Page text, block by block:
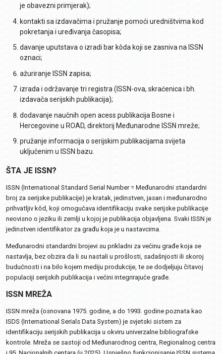
je obavezni primjerak);
kontakti sa izdavačima i pružanje pomoći uredništvima kod
pokretanja i uređivanja časopisa;
davanje uputstava o izradi bar kôda koji se zasniva na ISSN
oznaci;
ažuriranje ISSN zapisa;
izrada i održavanje tri registra (ISSN-ova, skraćenica i bh.
izdavača serijskih publikacija);
dodavanje naučnih open acess publikacija Bosne i
Hercegovine u ROAD, direktorij Međunarodne ISSN mreže;
pružanje informacija o serijskim publikacijama svijeta
uključenim u ISSN bazu.
ŠTA JE ISSN?
ISSN (International Standard Serial Number = Međunarodni standardni
broj za serijske publikacije) je kratak, jedinstven, jasan i međunarodno
prihvatljiv kôd, koji omogućava identifikaciju svake serijske publikacije
neovisno o jeziku ili zemlji u kojoj je publikacija objavljena. Svaki ISSN je
jedinstven identifikator za građu koja je u nastavcima.
Međunarodni standardni brojevi su prikladni za većinu građe koja se
nastavlja, bez obzira da li su nastali u prošlosti, sadašnjosti ili skoroj
budućnosti i na bilo kojem mediju produkcije, te se dodjeljuju čitavoj
populaciji serijskih publikacija i većini integrirajuće građe.
ISSN MREŽA
ISSN mreža (osnovana 1975. godine, a do 1993. godine poznata kao
ISDS (International Serials Data System) je svjetski sistem za
identifikaciju serijskih publikacija u okviru univerzalne bibliografske
kontrole. Mreža se sastoji od Međunarodnog centra, Regionalnog centra